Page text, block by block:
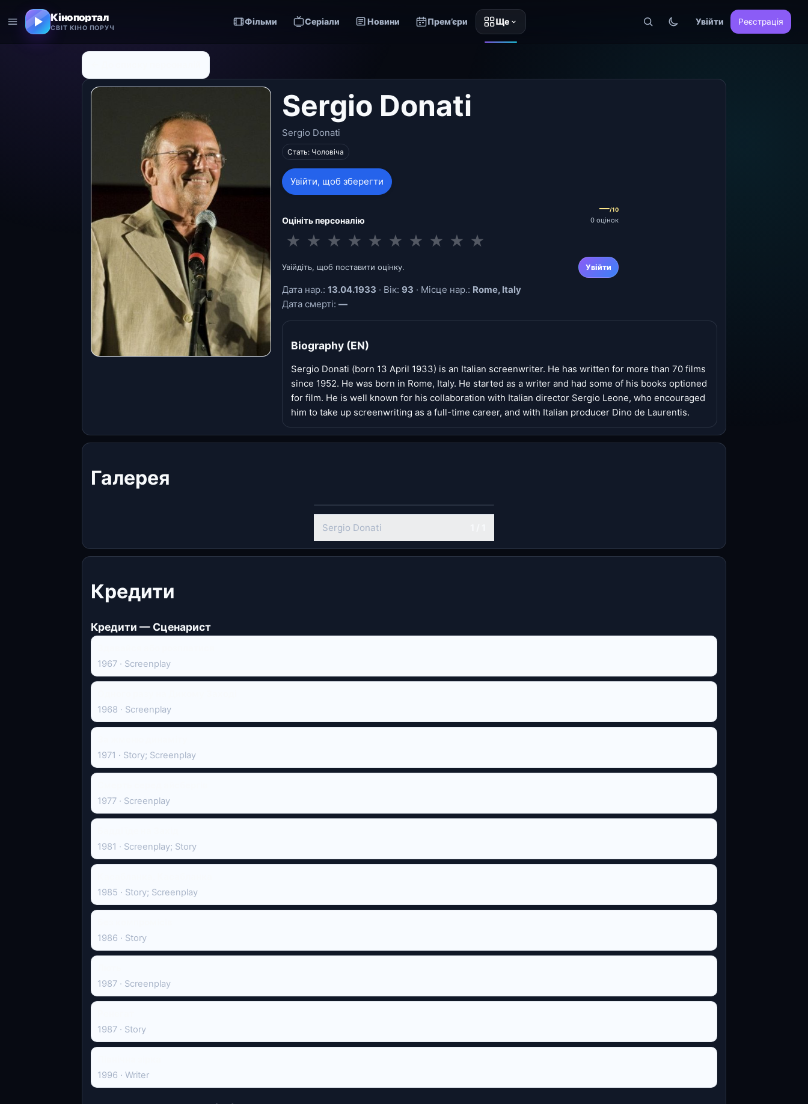
Кінопортал
СВІТ КІНО ПОРУЧ
Фільми Серіали Новини Прем’єри Ще Увійти Реєстрація
Sergio Donati
Sergio Donati
Стать: Чоловіча
Увійти, щоб зберегти
Оцініть персоналію
—/10
0 оцінок
★ ★ ★ ★ ★ ★ ★ ★ ★ ★
Увійдіть, щоб поставити оцінку. Увійти
Дата нар.: 13.04.1933 · Вік: 93 · Місце нар.: Rome, Italy
Дата смерті: —
Biography (EN)
Sergio Donati (born 13 April 1933) is an Italian screenwriter. He has written for more than 70 films
since 1952. He was born in Rome, Italy. He started as a writer and had some of his books optioned
for film. He is well known for his collaboration with Italian director Sergio Leone, who encouraged
him to take up screenwriting as a full-time career, and with Italian producer Dino de Laurentis.
Галерея
Sergio Donati
Кредити
Кредити — Сценарист
1967 · Screenplay
1968 · Screenplay
1971 · Story; Screenplay
1977 · Screenplay
1981 · Screenplay; Story
1985 · Story; Screenplay
1986 · Story
1987 · Screenplay
1987 · Story
1996 · Writer